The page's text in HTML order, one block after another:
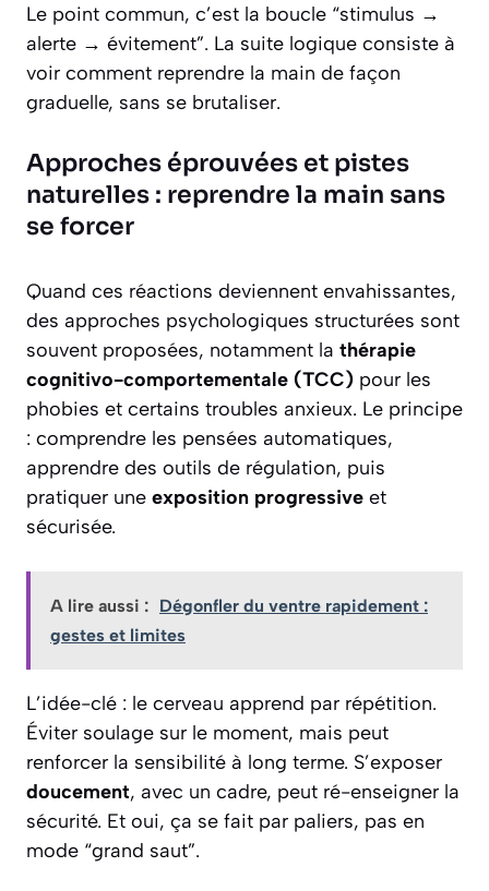
Le point commun, c’est la boucle “stimulus →
alerte → évitement”. La suite logique consiste à
voir comment reprendre la main de façon
graduelle, sans se brutaliser.
Approches éprouvées et pistes
naturelles : reprendre la main sans
se forcer
Quand ces réactions deviennent envahissantes,
des approches psychologiques structurées sont
souvent proposées, notamment la thérapie
cognitivo-comportementale (TCC) pour les
phobies et certains troubles anxieux. Le principe
: comprendre les pensées automatiques,
apprendre des outils de régulation, puis
pratiquer une exposition progressive et
sécurisée.
A lire aussi : Dégonfler du ventre rapidement :
gestes et limites
L’idée-clé : le cerveau apprend par répétition.
Éviter soulage sur le moment, mais peut
renforcer la sensibilité à long terme. S’exposer
doucement, avec un cadre, peut ré-enseigner la
sécurité. Et oui, ça se fait par paliers, pas en
mode “grand saut”.